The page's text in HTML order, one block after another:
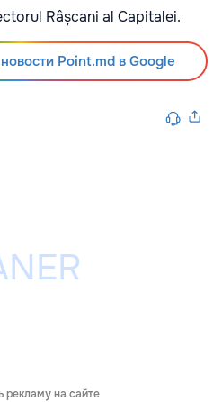
Râșcani al Capitalei.
Point.md в Google
рекламу на сайте